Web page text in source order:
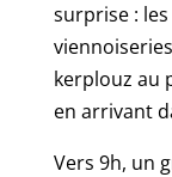
surprise :
kerplouz au
en arrivant
Vers 9h, un